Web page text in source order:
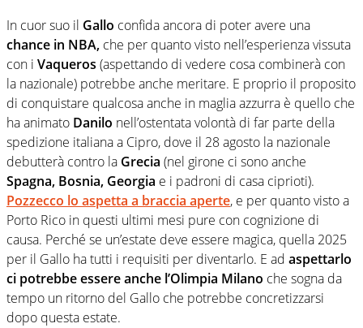
In cuor suo il Gallo confida ancora di poter avere una
chance in NBA, che per quanto visto nell’esperienza vissuta
con i Vaqueros (aspettando di vedere cosa combinerà con
la nazionale) potrebbe anche meritare. E proprio il proposito
di conquistare qualcosa anche in maglia azzurra è quello che
ha animato Danilo nell’ostentata volontà di far parte della
spedizione italiana a Cipro, dove il 28 agosto la nazionale
debutterà contro la Grecia (nel girone ci sono anche
Spagna, Bosnia, Georgia e i padroni di casa ciprioti).
Pozzecco lo aspetta a braccia aperte, e per quanto visto a
Porto Rico in questi ultimi mesi pure con cognizione di
causa. Perché se un’estate deve essere magica, quella 2025
per il Gallo ha tutti i requisiti per diventarlo. E ad aspettarlo
ci potrebbe essere anche l’Olimpia Milano che sogna da
tempo un ritorno del Gallo che potrebbe concretizzarsi
dopo questa estate.